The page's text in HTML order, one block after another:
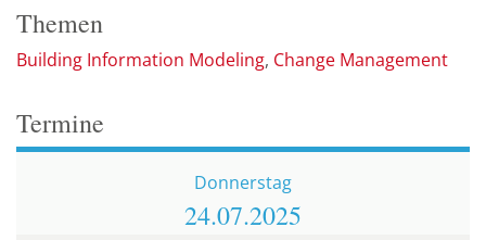
Themen
Building Information Modeling Change Management
Termine
Donnerstag
24.07.2025